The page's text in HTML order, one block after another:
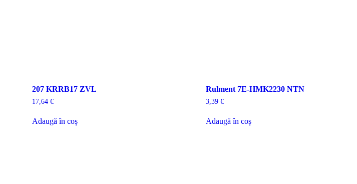
207 KRRB17 ZVL
17,64 €
Adaugă în coș
Rulment 7E-HMK2230 NTN
3,39€
Adaugă în coș